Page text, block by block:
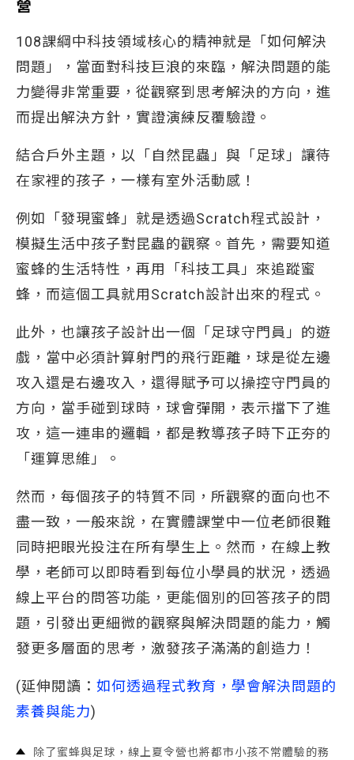
營
108課綱中科技領域核心的精神就是「如何解決
問題」，當面對科技巨浪的來臨，解決問題的能
力變得非常重要，從觀察到思考解決的方向，進
而提出解決方針，實證演練反覆驗證。
結合戶外主題，以「自然昆蟲」與「足球」讓待
在家裡的孩子，一樣有室外活動感！
例如「發現蜜蜂」就是透過Scratch程式設計，
模擬生活中孩子對昆蟲的觀察。首先，需要知道
蜜蜂的生活特性，再用「科技工具」來追蹤蜜
蜂，而這個工具就用Scratch設計出來的程式。
此外，也讓孩子設計出一個「足球守門員」的遊
戲，當中必須計算射門的飛行距離，球是從左邊
攻入還是右邊攻入，還得賦予可以操控守門員的
方向，當手碰到球時，球會彈開，表示擋下了進
攻，這一連串的邏輯，都是教導孩子時下正夯的
「運算思維」。
然而，每個孩子的特質不同，所觀察的面向也不
盡一致，一般來說，在實體課堂中一位老師很難
同時把眼光投注在所有學生上。然而，在線上教
學，老師可以即時看到每位小學員的狀況，透過
線上平台的問答功能，更能個別的回答孩子的問
題，引發出更細微的觀察與解決問題的能力，觸
發更多層面的思考，激發孩子滿滿的創造力！
(延伸閱讀： 如何透過程式教育，學會解決問題的
素養與能力)
除了蜜蜂與足球，線上夏令營也將都市小孩不常體驗的務